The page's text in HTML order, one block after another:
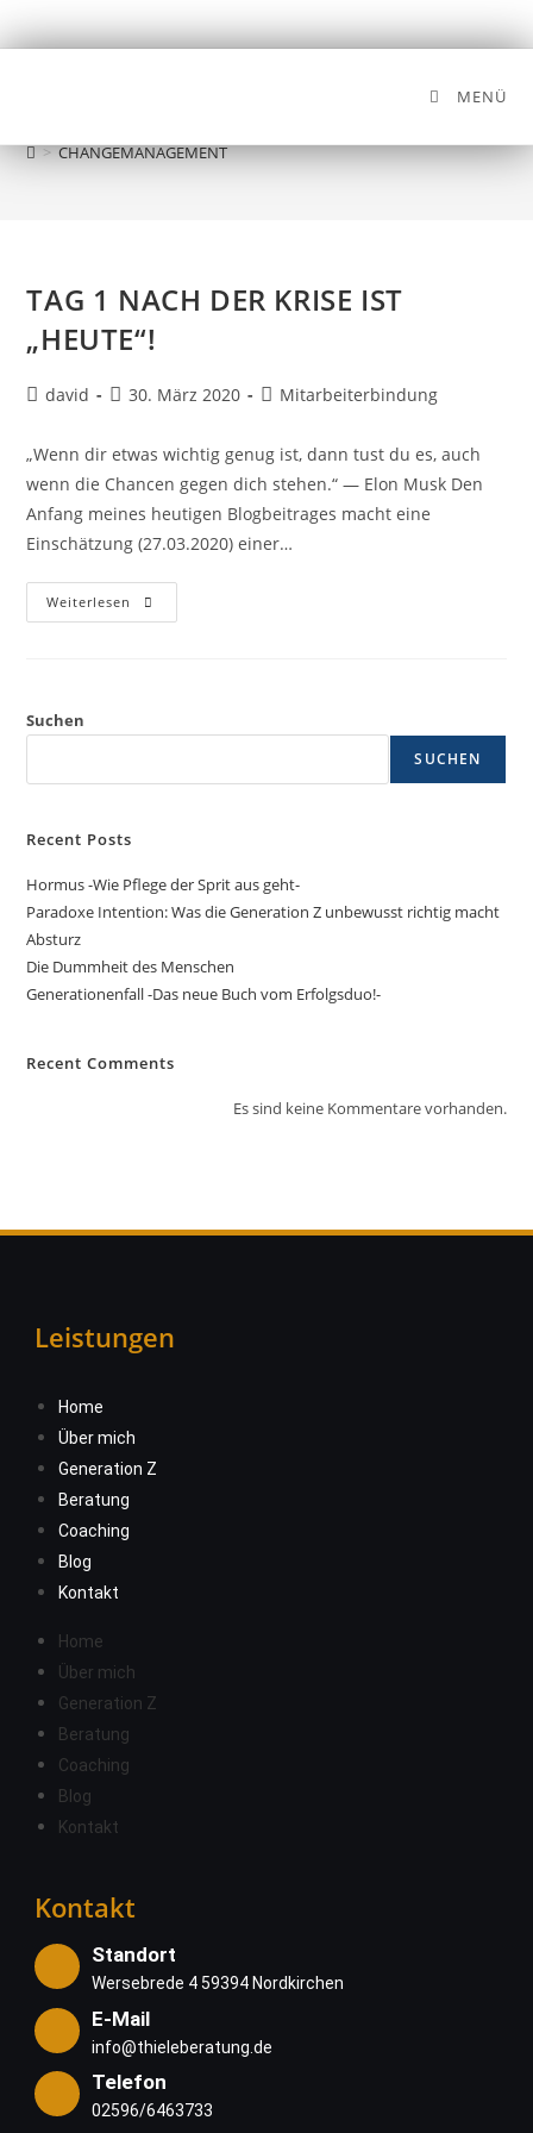
MENÜ
CHANGEMANAGEMENT
> CHANGEMANAGEMENT
TAG 1 NACH DER KRISE IST
„HEUTE“!
david 30. März 2020 Mitarbeiterbindung
„Wenn dir etwas wichtig genug ist, dann tust du es, auch
wenn die Chancen gegen dich stehen.“ — Elon Musk Den
Anfang meines heutigen Blogbeitrages macht eine
Einschätzung (27.03.2020) einer…
Weiterlesen
Suchen
SUCHEN
Recent Posts
Hormus -Wie Pflege der Sprit aus geht-
Paradoxe Intention: Was die Generation Z unbewusst richtig macht
Absturz
Die Dummheit des Menschen
Generationenfall -Das neue Buch vom Erfolgsduo!-
Recent Comments
Es sind keine Kommentare vorhanden.
Leistungen
Home
Über mich
Generation Z
Beratung
Coaching
Blog
Kontakt
Home
Über mich
Generation Z
Beratung
Coaching
Blog
Kontakt
Kontakt
Standort
Wersebrede 4 59394 Nordkirchen
E-Mail
info@thieleberatung.de
Telefon
02596/6463733